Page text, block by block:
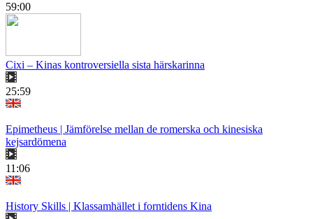
59:00
Cixi – Kinas kontroversiella sista härskarinna
25:59
Epimetheus | Jämförelse mellan de romerska och kinesiska
kejsardömena
11:06
History Skills | Klassamhället i forntidens Kina